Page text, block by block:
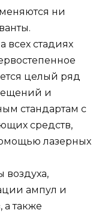
ни
всех стадиях
целый ряд
и
стандартам с
средств,
лазерных
воздуха,
ампул и
а также